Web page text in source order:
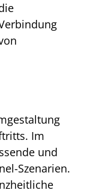
Im
und
Szenarien.